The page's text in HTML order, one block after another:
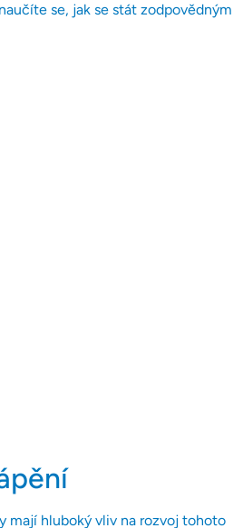
se, jak se stát zodpovědným
mají hluboký vliv na rozvoj tohoto